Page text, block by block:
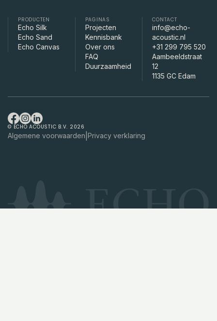
PRODUCTEN
Echo Silk
Echo Sand
Echo Canvas
PAGINAS
Projecten
Kennisbank
Over ons
FAQ
Duurzaamheid
CONTACT
info@echo-
acoustic.nl
+31 299 795 520
Aambeeldstraat
12
1135 GC Edam
© ECHO ACOUSTIC B.V. 2026
Algemene voorwaarden Privacy verklaring